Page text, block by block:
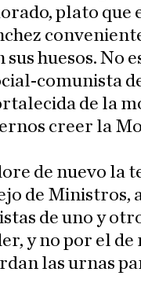
plato que
huesos. No
comunista
de la
creer la
de nuevo la
de Ministros,
de uno y
y no por el de
las urnas